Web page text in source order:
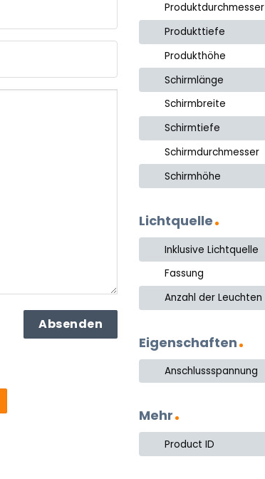
Produktdurchmesser
Produkttiefe
Produkthöhe
Schirmlänge
Schirmbreite
Schirmtiefe
Schirmdurchmesser
Schirmhöhe
Lichtquelle
Inklusive Lichtquelle
Fassung
Anzahl der Leuchten
Eigenschaften
Anschlussspannung
Mehr
Product ID